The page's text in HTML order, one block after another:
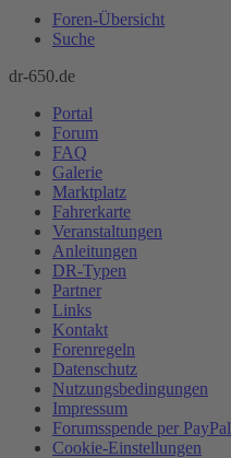
Foren-Übersicht
Suche
dr-650.de
Portal
Forum
FAQ
Galerie
Marktplatz
Fahrerkarte
Veranstaltungen
Anleitungen
DR-Typen
Partner
Links
Kontakt
Forenregeln
Datenschutz
Nutzungsbedingungen
Impressum
Forumsspende per PayPal
Cookie-Einstellungen